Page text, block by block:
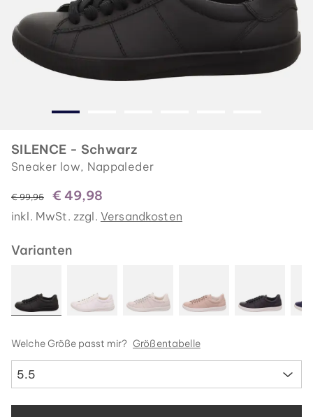
SILENCE - Schwarz
Sneaker low, Nappaleder
statt
€ 99,95 € 49,98
inkl. MwSt. zzgl. Versandkosten
Varianten
Welche Größe passt mir? Größentabelle
5.5